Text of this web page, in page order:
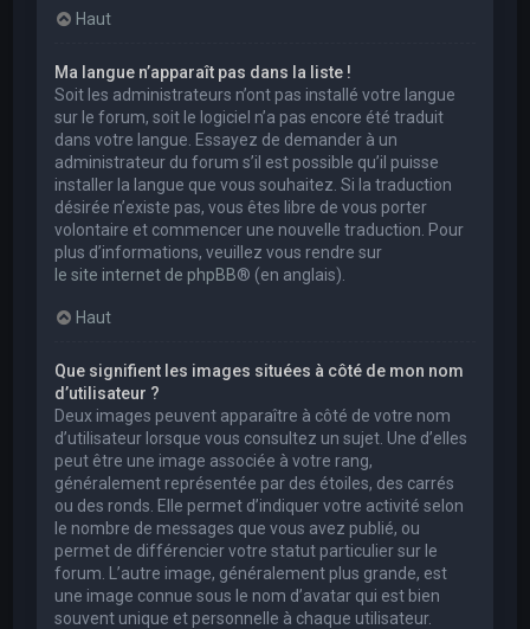
Haut
Ma langue n’apparaît pas dans la liste !
Soit les administrateurs n’ont pas installé votre langue
sur le forum, soit le logiciel n’a pas encore été traduit
dans votre langue. Essayez de demander à un
administrateur du forum s’il est possible qu’il puisse
installer la langue que vous souhaitez. Si la traduction
désirée n’existe pas, vous êtes libre de vous porter
volontaire et commencer une nouvelle traduction. Pour
plus d’informations, veuillez vous rendre sur
le site internet de phpBB® (en anglais).
Haut
Que signifient les images situées à côté de mon nom
d’utilisateur ?
Deux images peuvent apparaître à côté de votre nom
d’utilisateur lorsque vous consultez un sujet. Une d’elles
peut être une image associée à votre rang,
généralement représentée par des étoiles, des carrés
ou des ronds. Elle permet d’indiquer votre activité selon
le nombre de messages que vous avez publié, ou
permet de différencier votre statut particulier sur le
forum. L’autre image, généralement plus grande, est
une image connue sous le nom d’avatar qui est bien
souvent unique et personnelle à chaque utilisateur.